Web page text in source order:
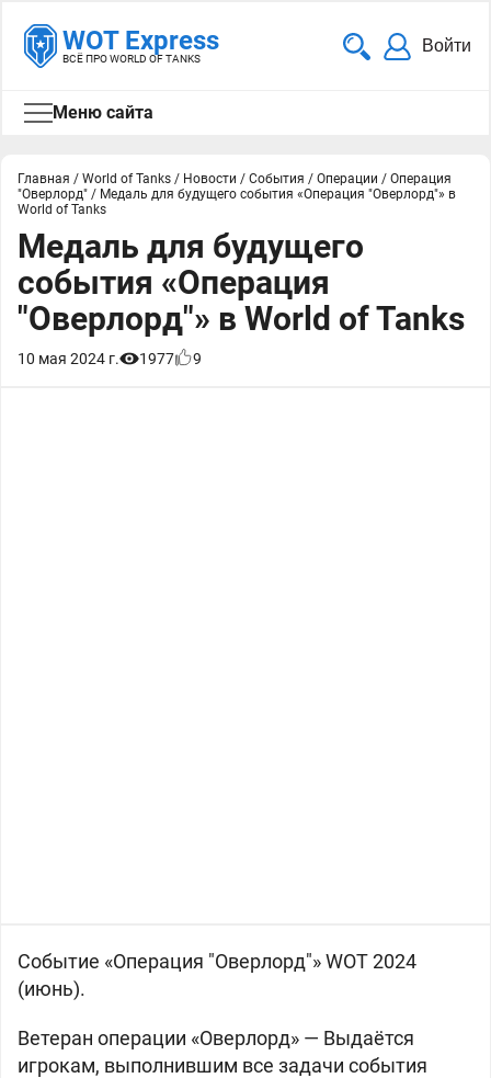
WOT Express
ВСЁ ПРО WORLD OF TANKS
Войти
Меню сайта
Главная / World of Tanks / Новости / События / Операции / Операция
"Оверлорд" / Медаль для будущего события «Операция "Оверлорд"» в
World of Tanks
Медаль для будущего
события «Операция
"Оверлорд"» в World of Tanks
10 мая 2024 г. 1977 9
Событие «Операция "Оверлорд"» WOT 2024
(июнь).
Ветеран операции «Оверлорд» — Выдаётся
игрокам, выполнившим все задачи события